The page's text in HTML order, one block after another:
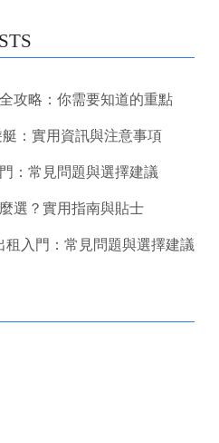
攻略：你需要知道的重點
：實用資訊與注意事項
：常見問題與選擇建議
選？實用指南與貼士
租入門：常見問題與選擇建議